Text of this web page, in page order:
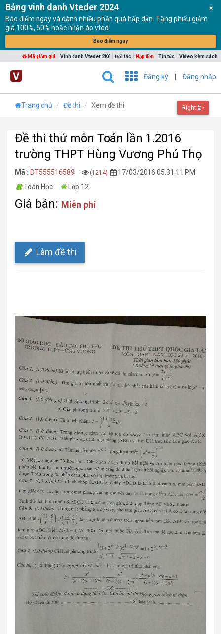
Bảng vinh danh Vteder 2024
Báo điểm ngay và dành nhiều phần quà hấp dẫn. Tặng phiếu giảm
giá 100%, 50% hoặc nhận áo vted.
Báo điểm ngay
Mã giảm giá Vinh danh Vteder 2K6 Đối tác Nạp tiền Tin tức Video kèm sách
Đăng ký Đăng nhập
Trang chủ Đề thi Xem đề thi Right
Đề thi thử môn Toán lần 1.2016
trường THPT Hùng Vương Phú Thọ
Mã : DT555516589 (1214)
17/03/2016 05:31:11 PM
Toán Học
Lớp 12
Giá bán: Miễn phí
Làm đề thi